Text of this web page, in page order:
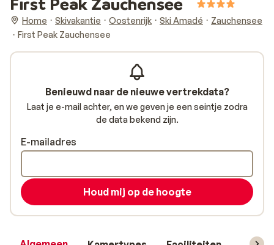
Home Skivakantie Oostenrijk Ski Amadé
Zauchensee
First Peak Zauchensee
Benieuwd naar de nieuwe vertrekdata?
Laat je e-mail achter, en we geven je een seintje zodra
de data bekend zijn.
E-mailadres
Houd mij op de hoogte